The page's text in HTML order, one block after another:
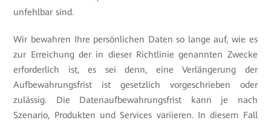
unfehlbar sind.
Wir bewahren Ihre persönlichen Daten so lange auf, wie es
zur Erreichung der in dieser Richtlinie genannten Zwecke
erforderlich ist, es sei denn, eine Verlängerung der
Aufbewahrungsfrist ist gesetzlich vorgeschrieben oder
zulässig. Die Datenaufbewahrungsfrist kann je nach
Szenario, Produkten und Services variieren. In diesem Fall